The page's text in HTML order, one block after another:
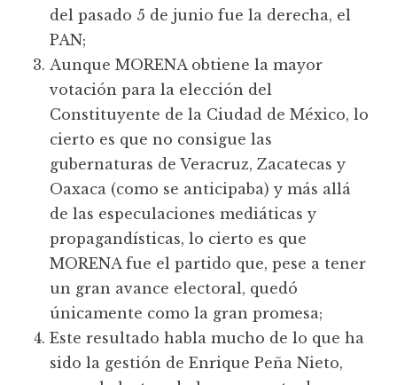
del pasado 5 de junio fue la derecha, el
PAN;
Aunque MORENA obtiene la mayor
votación para la elección del
Constituyente de la Ciudad de México, lo
cierto es que no consigue las
gubernaturas de Veracruz, Zacatecas y
Oaxaca (como se anticipaba) y más allá
de las especulaciones mediáticas y
propagandísticas, lo cierto es que
MORENA fue el partido que, pese a tener
un gran avance electoral, quedó
únicamente como la gran promesa;
Este resultado habla mucho de lo que ha
sido la gestión de Enrique Peña Nieto,